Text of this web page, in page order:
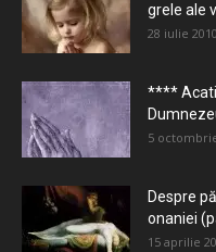
grele ale
28 iulie 2010
****
5
Despre
onaniei
15 aprilie